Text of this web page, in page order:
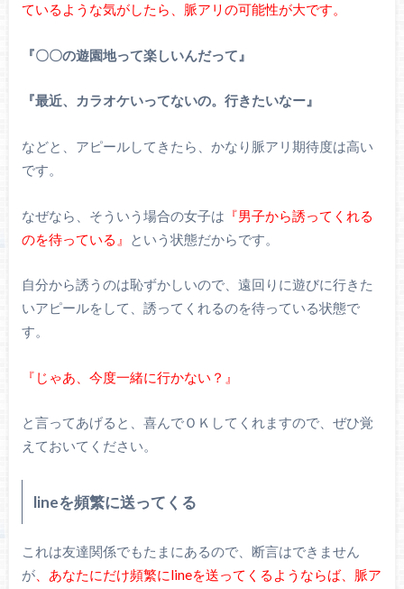
ているような気がしたら、脈アリの可能性が大です。
『〇〇の遊園地って楽しいんだって』
『最近、カラオケいってないの。行きたいなー』
などと、アピールしてきたら、かなり脈アリ期待度は高い
です。
なぜなら、そういう場合の女子は 『男子から誘ってくれる
のを待っている』
という状態だからです。
自分から誘うのは恥ずかしいので、遠回りに遊びに行きた
いアピールをして、誘ってくれるのを待っている状態で
す。
『じゃあ、今度一緒に行かない？』
と言ってあげると、喜んでＯＫしてくれますので、ぜひ覚
えておいてください。
lineを頻繁に送ってくる
これは友達関係でもたまにあるので、断言はできません
が、あなたにだけ頻繁にlineを送ってくるようならば、脈ア